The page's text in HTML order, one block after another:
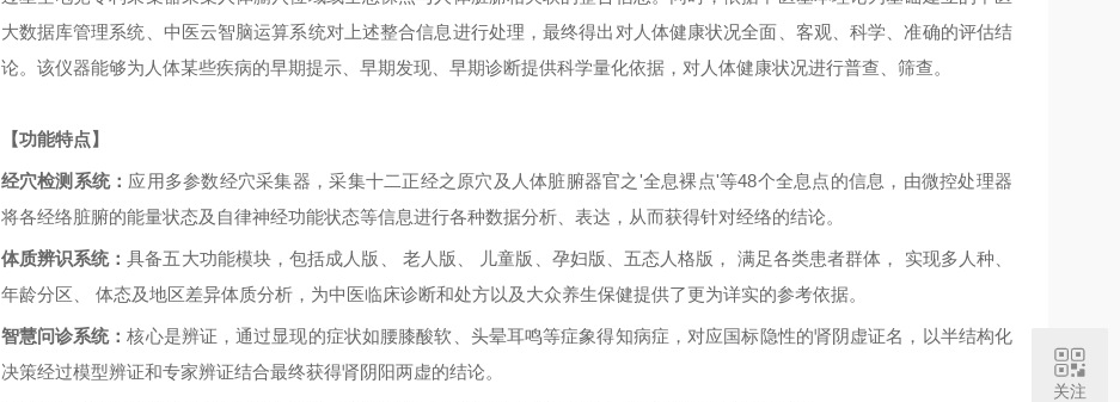
大数据库管理系统、中医云智脑运算系统对上述整合信息进行处理，最终得出对人体健康状况全面、客观、科学、准确的评估结
论。该仪器能够为人体某些疾病的早期提示、早期发现、早期诊断提供科学量化依据，对人体健康状况进行普查、筛查。
【功能特点】
经穴检测系统： 应用多参数经穴采集器，采集十二正经之原穴及人体脏腑器官之'全息裸点'等48个全息点的信息，由微控处理器
将各经络脏腑的能量状态及自律神经功能状态等信息进行各种数据分析、表达，从而获得针对经络的结论。
体质辨识系统：具备五大功能模块，包括成人版、 老人版、 儿童版、孕妇版、五态人格版， 满足各类患者群体， 实现多人种、
年龄分区、 体态及地区差异体质分析，为中医临床诊断和处方以及大众养生保健提供了更为详实的参考依据。
智慧问诊系统：核心是辨证，通过显现的症状如腰膝酸软、头晕耳鸣等症象得知病症，对应国标隐性的肾阴虚证名，以半结构化
决策经过模型辨证和专家辨证结合最终获得肾阴阳两虚的结论。
关注